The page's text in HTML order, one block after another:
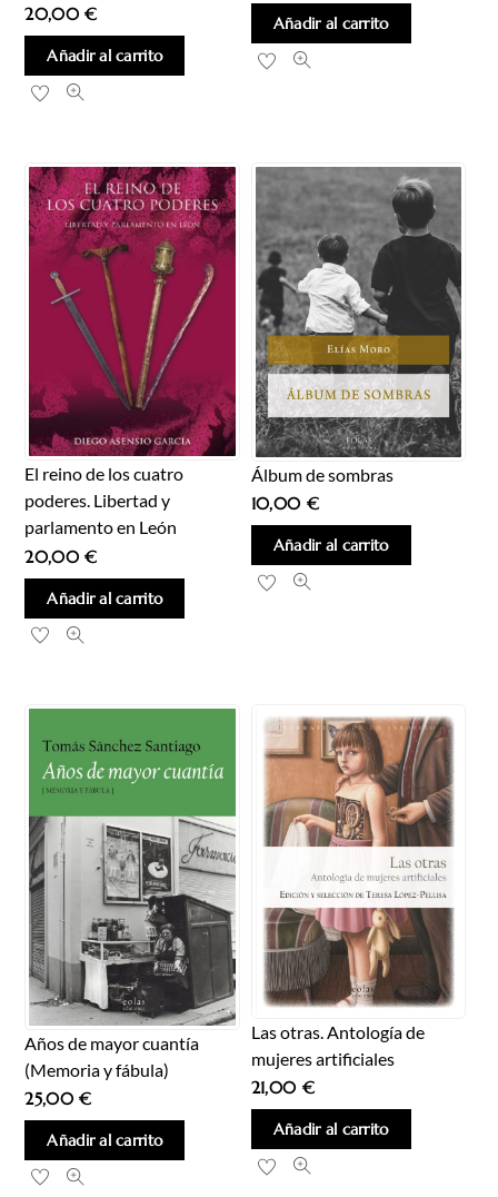
20,00€
Añadir al carrito
Añadir al carrito
El reino de los cuatro
poderes. Libertad y
parlamento en León
20,00€
Añadir al carrito
Álbum de sombras
10,00 €
Añadir al carrito
Años de mayor cuantía
(Memoria y fábula)
25,00€
Añadir al carrito
Las otras. Antología de
mujeres artificiales
21,00 €
Añadir al carrito